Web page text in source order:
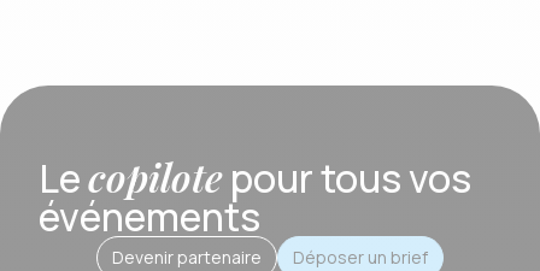
Lecopilotepour tous vos
événements
Devenir partenaire Déposer un brief